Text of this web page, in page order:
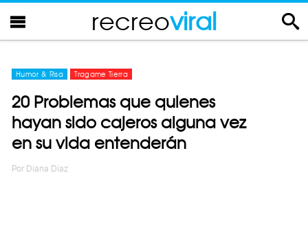
recreoviral
Humor & Risa Tragame Tierra
20 Problemas que quienes
hayan sido cajeros alguna vez
en su vida entenderán
Por Diana Diaz